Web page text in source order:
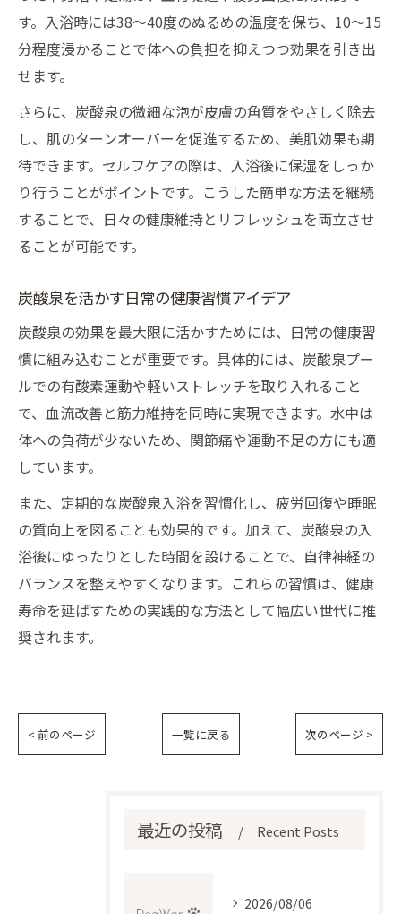
す。入浴時には38～40度のぬるめの温度を保ち、10～15
分程度浸かることで体への負担を抑えつつ効果を引き出
せます。
さらに、炭酸泉の微細な泡が皮膚の角質をやさしく除去
し、肌のターンオーバーを促進するため、美肌効果も期
待できます。セルフケアの際は、入浴後に保湿をしっか
り行うことがポイントです。こうした簡単な方法を継続
することで、日々の健康維持とリフレッシュを両立させ
ることが可能です。
炭酸泉を活かす日常の健康習慣アイデア
炭酸泉の効果を最大限に活かすためには、日常の健康習
慣に組み込むことが重要です。具体的には、炭酸泉プー
ルでの有酸素運動や軽いストレッチを取り入れること
で、血流改善と筋力維持を同時に実現できます。水中は
体への負荷が少ないため、関節痛や運動不足の方にも適
しています。
また、定期的な炭酸泉入浴を習慣化し、疲労回復や睡眠
の質向上を図ることも効果的です。加えて、炭酸泉の入
浴後にゆったりとした時間を設けることで、自律神経の
バランスを整えやすくなります。これらの習慣は、健康
寿命を延ばすための実践的な方法として幅広い世代に推
奨されます。
< 前のページ 一覧に戻る 次のページ >
最近の投稿 Recent Posts
2026/08/06